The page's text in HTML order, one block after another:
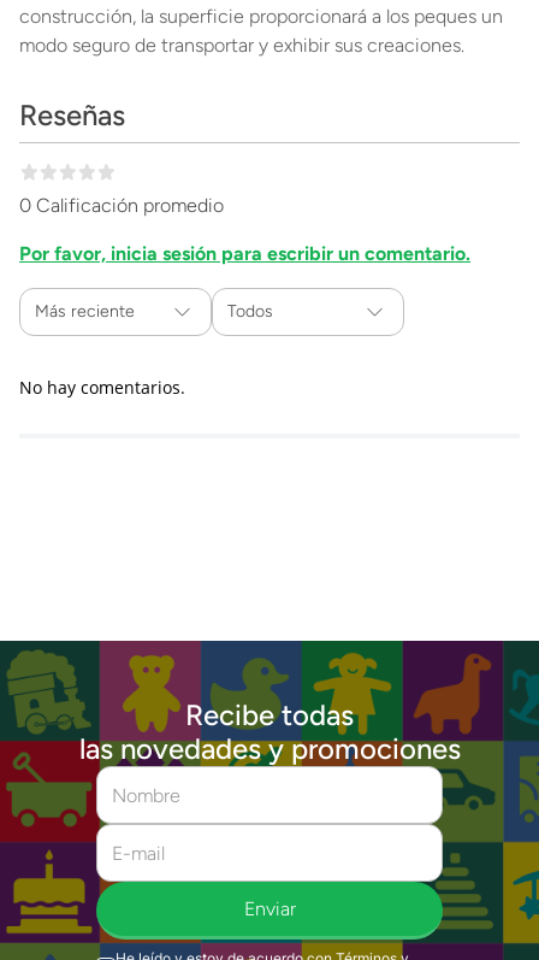
construcción, la superficie proporcionará a los peques un
modo seguro de transportar y exhibir sus creaciones.
Reseñas
0 Calificación promedio
Por favor, inicia sesión para escribir un comentario.
Más reciente Todos
No hay comentarios.
Recibe todas
las novedades y promociones
Enviar